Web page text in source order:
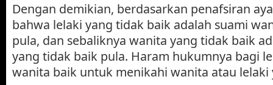
Dengan demikian, berdasarkan penafsiran
bahwa lelaki yang tidak baik adalah suami
pula, dan sebaliknya wanita yang tidak baik
yang tidak baik pula. Haram hukumnya bagi
wanita baik untuk menikahi wanita atau lelaki